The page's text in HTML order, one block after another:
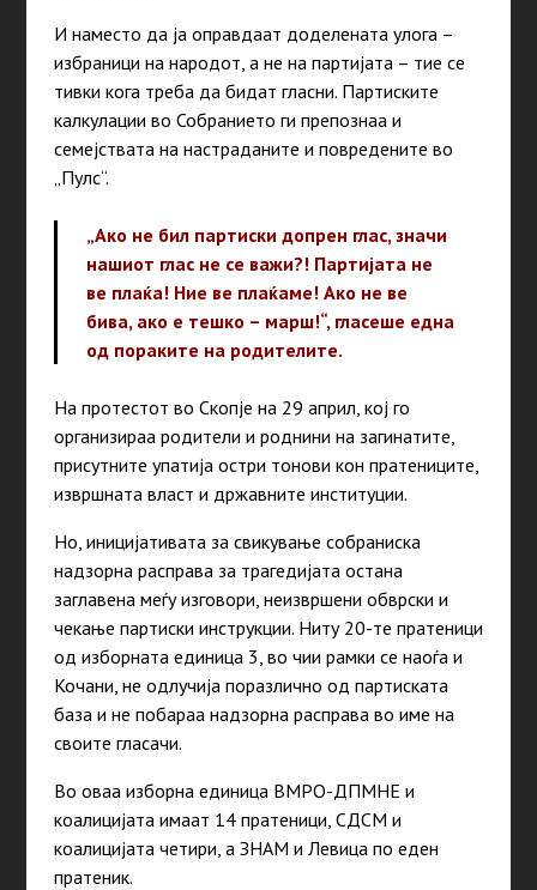
И наместо да ја оправдаат доделената улога –
избраници на народот, а не на партијата – тие се
тивки кога треба да бидат гласни. Партиските
калкулации во Собранието ги препознаа и
семејствата на настраданите и повредените во
„Пулс“.
„Ако не бил партиски допрен глас, значи
нашиот глас не се важи?! Партијата не
ве плаќа! Ние ве плаќаме! Ако не ве
бива, ако е тешко – марш!“, гласеше една
од пораките на родителите.
На протестот во Скопје на 29 април, кој го
организираа родители и роднини на загинатите,
присутните упатија остри тонови кон пратениците,
извршната власт и државните институции.
Но, иницијативата за свикување собраниска
надзорна расправа за трагедијата остана
заглавена меѓу изговори, неизвршени обврски и
чекање партиски инструкции. Ниту 20-те пратеници
од изборната единица 3, во чии рамки се наоѓа и
Кочани, не одлучија поразлично од партиската
база и не побараа надзорна расправа во име на
своите гласачи.
Во оваа изборна единица ВМРО-ДПМНЕ и
коалицијата имаат 14 пратеници, СДСМ и
коалицијата четири, а ЗНАМ и Левица по еден
пратеник.